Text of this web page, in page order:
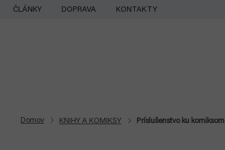
Prejsť
ČLÁNKY DOPRAVA KONTAKTY
Domov KNIHY A KOMIKSY Príslušenstvo ku komiksom